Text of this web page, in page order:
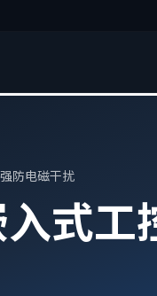
防电磁干扰
式工